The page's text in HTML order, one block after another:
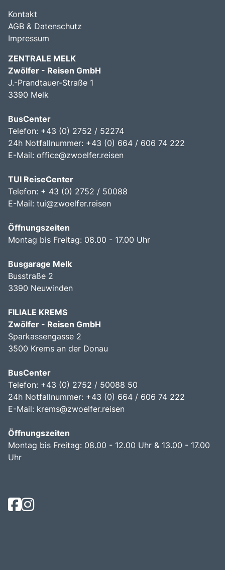
Kontakt
AGB & Datenschutz
Impressum
ZENTRALE MELK
Zwölfer - Reisen GmbH
J.-Prandtauer-Straße 1
3390 Melk
BusCenter
Telefon: +43 (0) 2752 / 52274
24h Notfallnummer: +43 (0) 664 / 606 74 222
E-Mail: office@zwoelfer.reisen
TUI ReiseCenter
Telefon: + 43 (0) 2752 / 50088
E-Mail: tui@zwoelfer.reisen
Öffnungszeiten
Montag bis Freitag: 08.00 - 17.00 Uhr
Busgarage Melk
Busstraße 2
3390 Neuwinden
FILIALE KREMS
Zwölfer - Reisen GmbH
Sparkassengasse 2
3500 Krems an der Donau
BusCenter
Telefon: +43 (0) 2752 / 50088 50
24h Notfallnummer: +43 (0) 664 / 606 74 222
E-Mail: krems@zwoelfer.reisen
Öffnungszeiten
Montag bis Freitag: 08.00 - 12.00 Uhr & 13.00 - 17.00
Uhr